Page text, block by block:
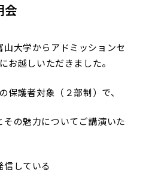
会
大学からアドミッションセ
お越しいただきました。
保護者対象（２部制）で、
の魅力についてご講演いた
している